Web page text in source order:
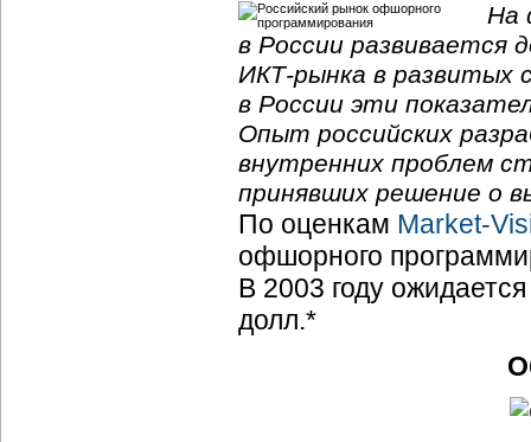
На
в России развивается
ИКТ-рынка в развитых
в России эти
Опыт российских
внутренних проблем
принявших решение о
По оценкам Market-
офшорного
В 2003 году
долл.*